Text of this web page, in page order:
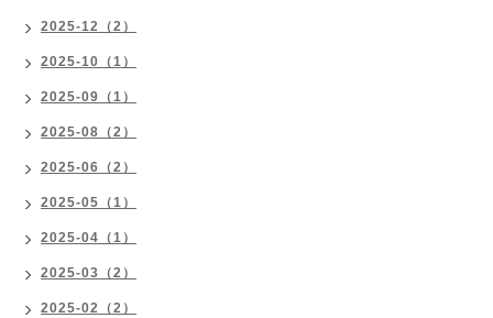
2025-12（2）
2025-10（1）
2025-09（1）
2025-08（2）
2025-06（2）
2025-05（1）
2025-04（1）
2025-03（2）
2025-02（2）